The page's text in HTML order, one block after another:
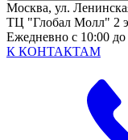
Москва, ул.
ТЦ "Глобал Молл" 2
Ежедневно с 10:00 до
К КОНТАКТАМ